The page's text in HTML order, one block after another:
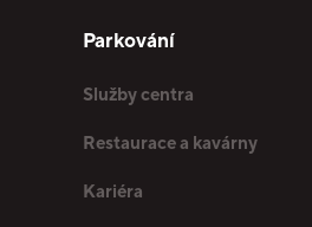
Parkování
Služby centra
Restaurace a kavárny
Kariéra